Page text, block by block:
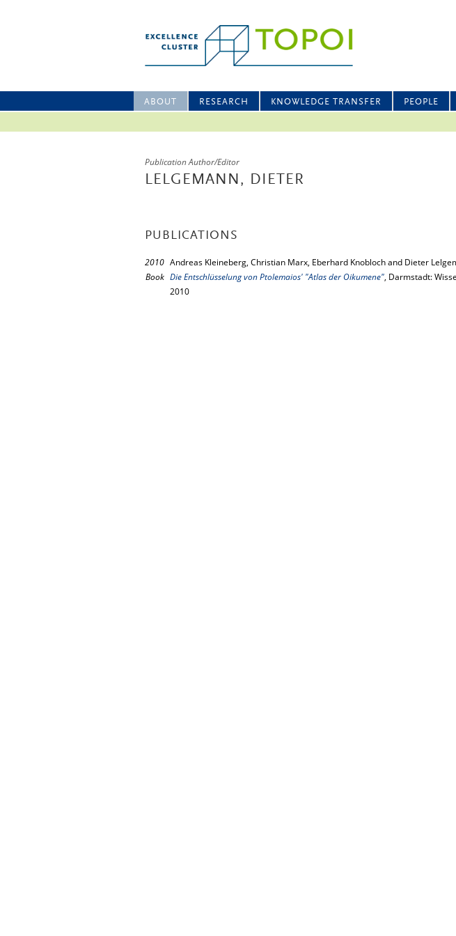
ABOUT RESEARCH KNOWLEDGE TRANSFER PEOPLE
Publication Author/Editor
LELGEMANN, DIETER
PUBLICATIONS
2010
Book
Andreas Kleineberg, Christian Marx, Eberhard Knobloch and Dieter
Die Entschlüsselung von Ptolemaios' "Atlas der Oikumene", Darmstadt:
2010